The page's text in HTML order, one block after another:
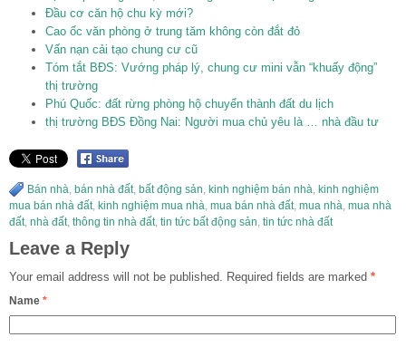
Đầu cơ căn hộ chu kỳ mới?
Cao ốc văn phòng ở trung tăm không còn đắt đỏ
Vấn nạn cải tạo chung cư cũ
Tóm tắt BĐS: Vướng pháp lý, chung cư mini vẫn “khuấy động”
thị trường
Phú Quốc: đất rừng phòng hộ chuyển thành đất du lịch
thị trường BĐS Đồng Nai: Người mua chủ yêu là … nhà đầu tư
Bán nhà, bán nhà đất, bất động sản, kinh nghiệm bán nhà, kinh nghiệm
mua bán nhà đất, kinh nghiệm mua nhà, mua bán nhà đất, mua nhà, mua nhà
đất, nhà đất, thông tin nhà đất, tin tức bất động sản, tin tức nhà đất
Leave a Reply
Your email address will not be published. Required fields are marked *
Name *